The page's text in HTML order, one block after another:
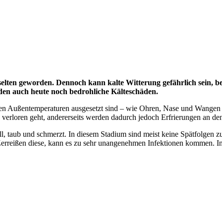
geworden. Dennoch kann kalte Witterung gefährlich sein,
auch heute noch bedrohliche Kälteschäden.
Außentemperaturen ausgesetzt sind ­– wie Ohren, Nase und
geht, andererseits werden dadurch jedoch Erfrierungen an
und schmerzt. In diesem Stadium sind meist keine
diese, kann es zu sehr unangenehmen Infektionen